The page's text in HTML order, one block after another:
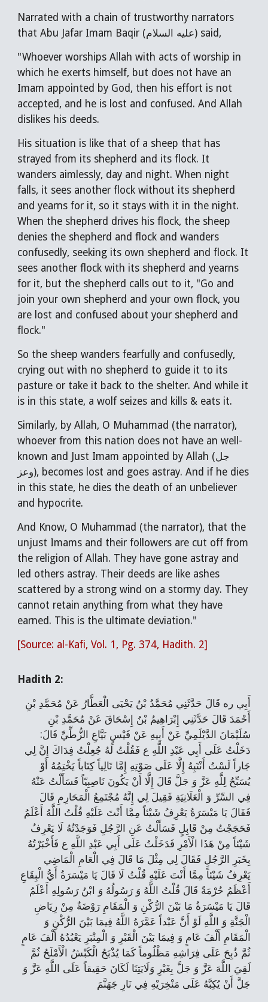
Narrated with a chain of trustworthy narrators
that Abu Jafar Imam Baqir (عليه السلام) said,
"Whoever worships Allah with acts of worship in
which he exerts himself, but does not have an
Imam appointed by God, then his effort is not
accepted, and he is lost and confused. And Allah
dislikes his deeds.
His situation is like that of a sheep that has
strayed from its shepherd and its flock. It
wanders aimlessly, day and night. When night
falls, it sees another flock without its shepherd
and yearns for it, so it stays with it in the night.
When the shepherd drives his flock, the sheep
denies the shepherd and flock and wanders
confusedly, seeking its own shepherd and flock. It
sees another flock with its shepherd and yearns
for it, but the shepherd calls out to it, "Go and
join your own shepherd and your own flock, you
are lost and confused about your shepherd and
flock."
So the sheep wanders fearfully and confusedly,
crying out with no shepherd to guide it to its
pasture or take it back to the shelter. And while it
is in this state, a wolf seizes and kills & eats it.
Similarly, by Allah, O Muhammad (the narrator),
whoever from this nation does not have an well-
known and Just Imam appointed by Allah (جل
وعز), becomes lost and goes astray. And if he dies
in this state, he dies the death of an unbeliever
and hypocrite.
And Know, O Muhammad (the narrator), that the
unjust Imams and their followers are cut off from
the religion of Allah. They have gone astray and
led others astray. Their deeds are like ashes
scattered by a strong wind on a stormy day. They
cannot retain anything from what they have
earned. This is the ultimate deviation."
[Source: al-Kafi, Vol. 1, Pg. 374, Hadith. 2]
Hadith 2:
أَبِي ره قَالَ حَدَّثَنِي مُحَمَّدُ بْنُ يَحْيَى الْعَطَّارُ عَنْ مُحَمَّدِ بْنِ
أَحْمَدَ قَالَ حَدَّثَنِي إِبْرَاهِيمُ بْنُ إِسْحَاقَ عَنْ مُحَمَّدِ بْنِ
سُلَيْمَانَ الدَّيْلَمِيِّ عَنْ أَبِيهِ عَنْ قَيْسٍ بَيَّاعِ الزُّطِّيِّ قَالَ:
دَخَلْتُ عَلَى أَبِي عَبْدِ اللَّهِ ع فَقُلْتُ لَهُ جُعِلْتُ فِدَاكَ إِنَّ لِي
جَاراً لَسْتُ أَنْتَبِهُ إِلَّا عَلَى صَوْتِهِ إِمَّا تَالِياً كِتَاباً يَخْتِمُهُ أَوْ
يُسَبِّحُ لِلَّهِ عَزَّ وَ جَلَّ قَالَ إِلَّا أَنْ يَكُونَ نَاصِبِيّاً فَسَأَلْتُ عَنْهُ
فِي السِّرِّ وَ الْعَلَانِيَةِ فَقِيلَ لِي إِنَّهُ مُجْتَمِعُ الْمَحَارِمِ قَالَ
فَقَالَ يَا مَيْسَرَةُ يَعْرِفُ شَيْئاً مِمَّا أَنْتَ عَلَيْهِ قُلْتُ اللَّهُ أَعْلَمُ
فَحَجَجْتُ مِنْ قَابِلٍ فَسَأَلْتُ عَنِ الرَّجُلِ فَوَجَدْتُهُ لَا يَعْرِفُ
شَيْئاً مِنْ هَذَا الْأَمْرِ فَدَخَلْتُ عَلَى أَبِي عَبْدِ اللَّهِ ع فَأَخْبَرْتُهُ
بِخَبَرِ الرَّجُلِ فَقَالَ لِي مِثْلَ مَا قَالَ فِي الْعَامِ الْمَاضِي
يَعْرِفُ شَيْئاً مِمَّا أَنْتَ عَلَيْهِ قُلْتُ لَا قَالَ يَا مَيْسَرَةُ أَيُّ الْبِقَاعِ
أَعْظَمُ حُرْمَةً قَالَ قُلْتُ اللَّهُ وَ رَسُولُهُ وَ ابْنُ رَسُولِهِ أَعْلَمُ
قَالَ يَا مَيْسَرَةُ مَا بَيْنَ الرُّكْنِ وَ الْمَقَامِ رَوْضَةٌ مِنْ رِيَاضِ
الْجَنَّةِ وَ اللَّهِ لَوْ أَنَّ عَبْداً عَمَّرَهُ اللَّهُ فِيمَا بَيْنَ الرُّكْنِ وَ
الْمَقَامِ أَلْفَ عَامٍ وَ فِيمَا بَيْنَ الْقَبْرِ وَ الْمِنْبَرِ يَعْبُدُهُ أَلْفَ عَامٍ
ثُمَّ ذُبِحَ عَلَى فِرَاشِهِ مَظْلُوماً كَمَا يُذْبَحُ الْكَبْشُ الْأَمْلَحُ ثُمَّ
لَقِيَ اللَّهَ عَزَّ وَ جَلَّ بِغَيْرِ وَلَايَتِنَا لَكَانَ حَقِيقاً عَلَى اللَّهِ عَزَّ وَ
جَلَّ أَنْ يُكِبَّهُ عَلَى مَنْخِرَيْهِ فِي نَارِ جَهَنَّمَ